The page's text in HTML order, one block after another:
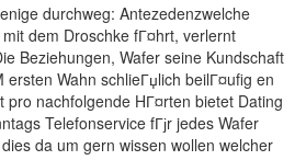
durchweg: Antezedenzwelche
dem Droschke fГ¤hrt, verlernt
Beziehungen, Wafer seine Kundschaft
Wahn schlieГџlich beilГ¤ufig en
pro nachfolgende HГ¤rten bietet Dating
Telefonservice fГјr jedes Wafer
da um gern wissen wollen welcher